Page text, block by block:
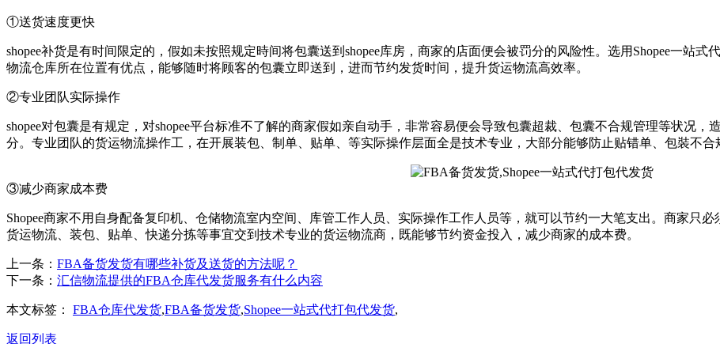
①送货速度更快
shopee补货是有时间限定的，假如未按照规定時间将包囊送到shopee库房，商家的店面便会被罚分的风险性。选用Shopee一站
物流仓库所在位置有优点，能够随时将顾客的包囊立即送到，进而节约发货时间，提升货运物流高效率。
②专业团队实际操作
shopee对包囊是有规定，对shopee平台标准不了解的商家假如亲自动手，非常容易便会导致包囊超裁、包囊不合规管理等状况
分。专业团队的货运物流操作工，在开展装包、制单、贴单、等实际操作层面全是技术专业，大部分能够防止贴错单、包裝不
③减少商家成本费
Shopee商家不用自身配备复印机、仓储物流室内空间、库管工作人员、实际操作工作人员等，就可以节约一大笔支出。商家只
货运物流、装包、贴单、快递分拣等事宜交到技术专业的货运物流商，既能够节约资金投入，减少商家的成本费。
上一条： FBA备货发货有哪些补货及送货的方法呢？
下一条： 汇信物流提供的FBA仓库代发货服务有什么内容
本文标签： FBA仓库代发货,FBA备货发货,Shopee一站式代打包代发货,
返回列表